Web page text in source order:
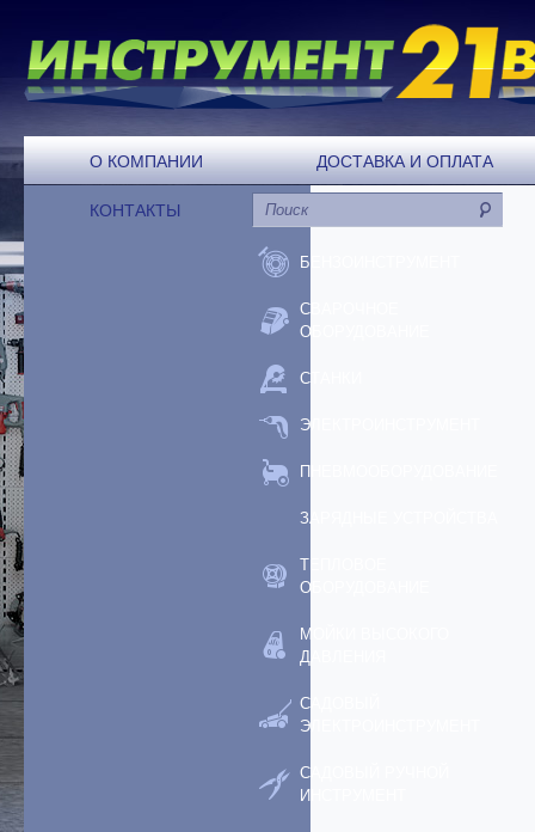
О КОМПАНИИ ДОСТАВКА И ОПЛАТА
КОНТАКТЫ
БЕНЗОИНСТРУМЕНТ
СВАРОЧНОЕ
ОБОРУДОВАНИЕ
СТАНКИ
ЭЛЕКТРОИНСТРУМЕНТ
ПНЕВМООБОРУДОВАНИЕ
ЗАРЯДНЫЕ УСТРОЙСТВА
ТЕПЛОВОЕ
ОБОРУДОВАНИЕ
МОЙКИ ВЫСОКОГО
ДАВЛЕНИЯ
САДОВЫЙ
ЭЛЕКТРОИНСТРУМЕНТ
САДОВЫЙ РУЧНОЙ
ИНСТРУМЕНТ